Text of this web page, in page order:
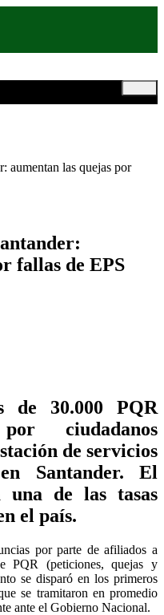
aumentan las quejas por
fallas de EPS
de 30.000 PQR
ciudadanos
de servicios
Santander. El
una de las tasas
el país.
por parte de afiliados a
PQR (peticiones, quejas y
se disparó en los primeros
se tramitaron en promedio
ante el Gobierno Nacional.